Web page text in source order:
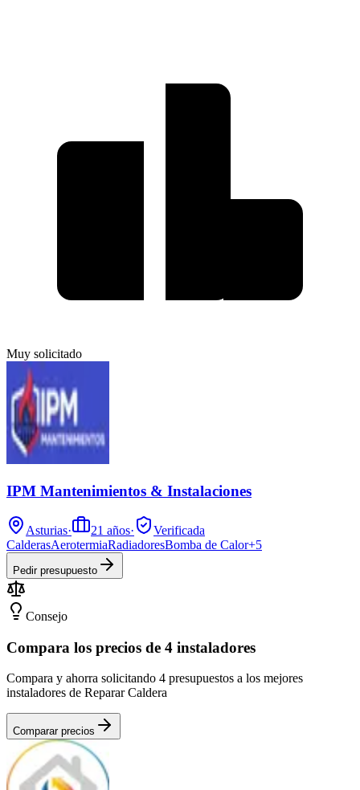
Muy solicitado
IPM Mantenimientos & Instalaciones
Asturias· 21 años·
Verificada
CalderasAerotermiaRadiadoresBomba de Calor+5
Pedir presupuesto
Consejo
Compara los precios de 4 instaladores
Compara y ahorra solicitando 4 presupuestos a los mejores
instaladores de Reparar Caldera
Comparar precios